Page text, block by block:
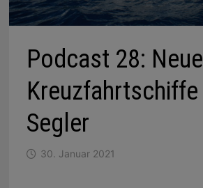
Podcast 28: Neue
Kreuzfahrtschiffe
Segler
30. Januar 2021